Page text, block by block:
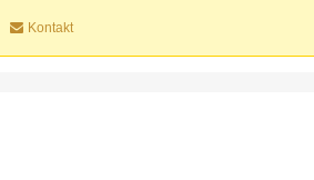
Kontakt